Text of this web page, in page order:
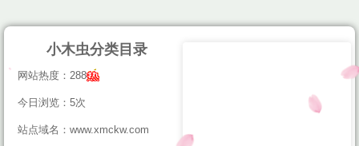
小木虫分类目录
网站热度：288
今日浏览：5次
站点域名：www.xmckw.com